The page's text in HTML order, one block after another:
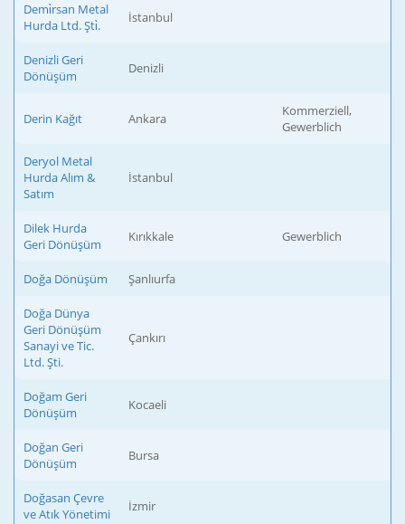
Demi̇rsan Metal
Hurda Ltd. Şti̇.
İstanbul
Denizli Geri
Dönüşüm
Denizli
Derin Kağıt Ankara
Kommerziell,
Gewerblich
Deryol Metal
Hurda Alım &
Satım
İstanbul
Dilek Hurda
Geri Dönüşüm
Kırıkkale Gewerblich
Doğa Dönüşüm Şanlıurfa
Doğa Dünya
Geri Dönüşüm
Sanayi ve Tic.
Ltd. Şti.
Çankırı
Doğam Geri
Dönüşüm
Kocaeli
Doğan Geri
Dönüşüm
Bursa
Doğasan Çevre
ve Atık Yönetimi
İzmir